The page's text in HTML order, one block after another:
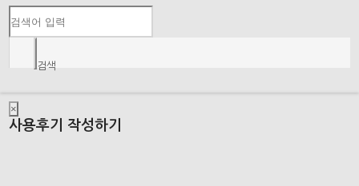
검색
×
사용후기 작성하기